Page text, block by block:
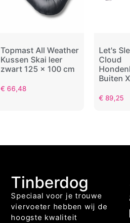
Topmast All Weather
Kussen Skai leer
zwart 125 x 100 cm
€ 66,48
Let's
Cloud
Buiten
€ 89,25
Tinberdog
Speciaal voor je trouwe
viervoeter hebben wij de
hoogste kwaliteit